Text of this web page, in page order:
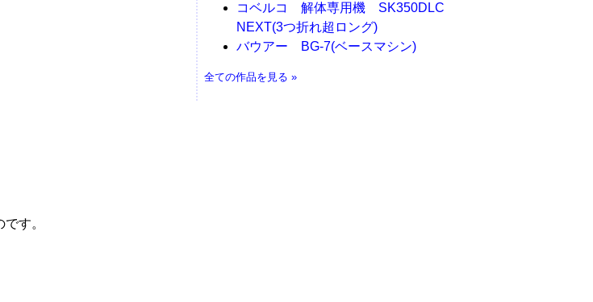
す。
コベルコ 解体専用機 SK350DLC
NEXT(3つ折れ超ロング)
バウアー BG-7(ベースマシン)
全ての作品を見る »